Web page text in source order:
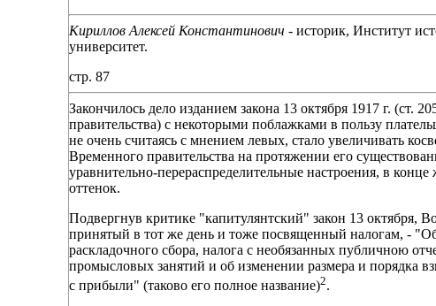
Кириллов Алексей Константинович - историк, Институт
университет.
стр. 87
Закончилось дело изданием закона 13 октября 1917 г. (ст.
правительства) с некоторыми поблажками в пользу
не очень считаясь с мнением левых, стало увеличивать
Временного правительства на протяжении его
уравнительно-перераспределительные настроения, в
оттенок.
Подвергнув критике "капитулянтский" закон 13 октября,
принятый в тот же день и тоже посвященный налогам, -
раскладочного сбора, налога с необязанных публичною
промысловых занятий и об изменении размера и порядка
с прибыли" (таково его полное название)2.